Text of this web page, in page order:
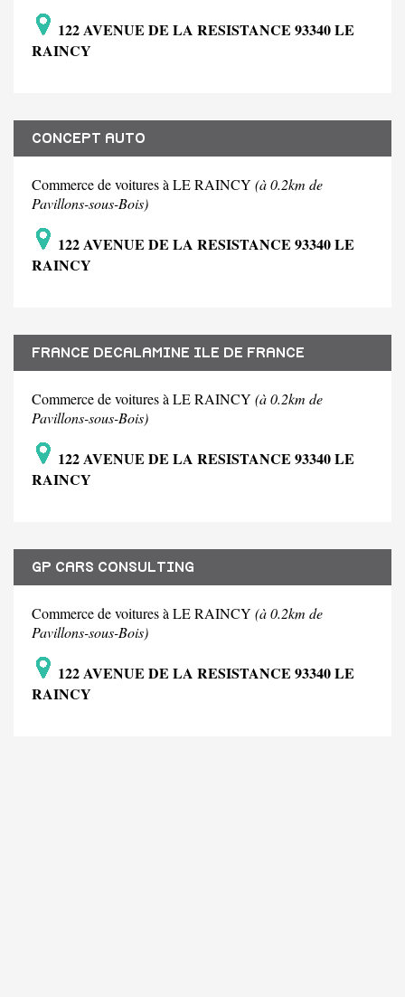
122 AVENUE DE LA RESISTANCE 93340 LE
RAINCY
CONCEPT AUTO
Commerce de voitures à LE RAINCY (à 0.2km de
Pavillons-sous-Bois)
122 AVENUE DE LA RESISTANCE 93340 LE
RAINCY
FRANCE DECALAMINE ILE DE FRANCE
Commerce de voitures à LE RAINCY (à 0.2km de
Pavillons-sous-Bois)
122 AVENUE DE LA RESISTANCE 93340 LE
RAINCY
GP CARS CONSULTING
Commerce de voitures à LE RAINCY (à 0.2km de
Pavillons-sous-Bois)
122 AVENUE DE LA RESISTANCE 93340 LE
RAINCY